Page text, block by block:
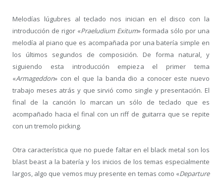
Melodías lúgubres al teclado nos inician en el disco con la
introducción de rigor «Praeludium Exitum» formada sólo por una
melodía al piano que es acompañada por una batería simple en
los últimos segundos de composición. De forma natural, y
siguiendo esta introducción empieza el primer tema
«Armageddon» con el que la banda dio a conocer este nuevo
trabajo meses atrás y que sirvió como single y presentación. El
final de la canción lo marcan un sólo de teclado que es
acompañado hacia el final con un riff de guitarra que se repite
con un tremolo picking.
Otra característica que no puede faltar en el black metal son los
blast beast a la batería y los inicios de los temas especialmente
largos, algo que vemos muy presente en temas como «Departure